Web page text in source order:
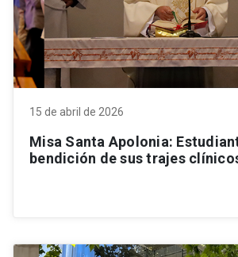
15 de abril de 2026
Misa Santa Apolonia:
bendición de sus trajes